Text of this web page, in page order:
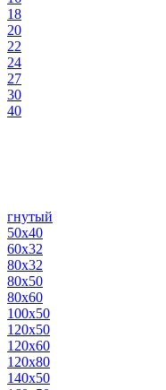
18
20
22
24
27
30
40
гнутый
50х40
60х32
80х32
80х50
80х60
100х50
120х50
120х60
120х80
140х50